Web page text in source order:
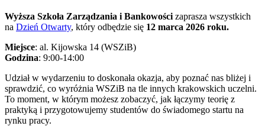
Wyższa Szkoła Zarządzania i Bankowości zaprasza wszystkich
na Dzień Otwarty, który odbędzie się 12 marca 2026 roku.
Miejsce: al. Kijowska 14 (WSZiB)
Godzina: 9:00-14:00
Udział w wydarzeniu to doskonała okazja, aby poznać nas bliżej i
sprawdzić, co wyróżnia WSZiB na tle innych krakowskich uczelni.
To moment, w którym możesz zobaczyć, jak łączymy teorię z
praktyką i przygotowujemy studentów do świadomego startu na
rynku pracy.